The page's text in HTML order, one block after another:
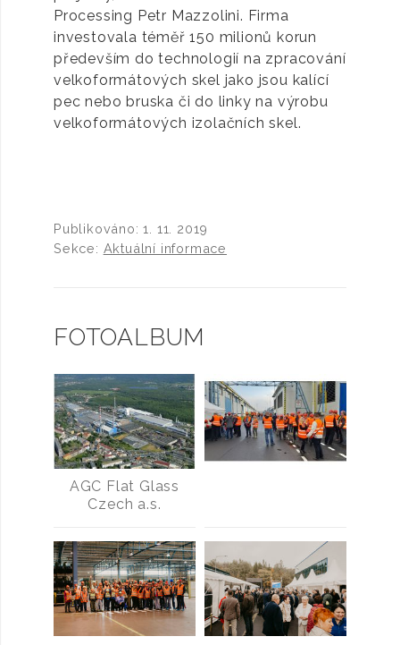
Processing Petr Mazzolini. Firma
investovala téměř 150 milionů korun
především do technologií na zpracování
velkoformátových skel jako jsou kalící
pec nebo bruska či do linky na výrobu
velkoformátových izolačních skel.
Publikováno:1. 11. 2019
Sekce: Aktuální informace
FOTOALBUM
AGC Flat Glass
Czech a.s.